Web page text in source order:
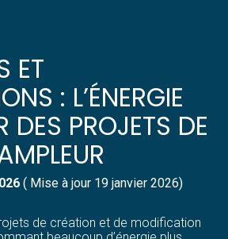
humaines
documents
ET
: L’ÉNERGIE
PROJETS DE
( Mise à jour 19 janvier 2026)
de création et de modification